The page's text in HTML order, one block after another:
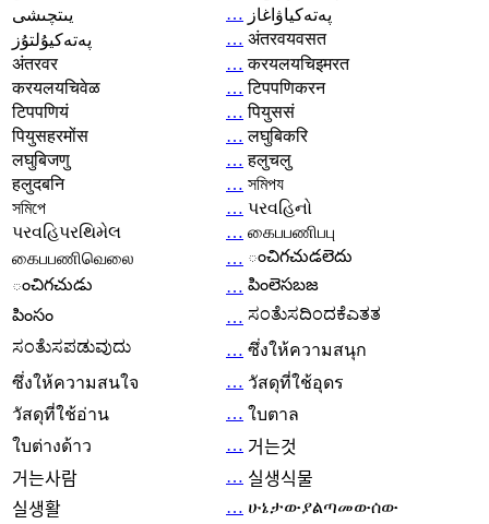
يىتچىشى
… پەتەكياۋاغاز
پەتەكيۇلتۇز
… अंतरवयवसत
अंतरवर
… करयलयचिइमरत
करयलयचिवेळ
… टिपपणिकरन
टिपपणियं
… पियुससं
पियुसहरमोंस
… लघुबिकरि
लघुबिजणु
… हलुचलु
हलुदबनि
… সমিপয
সমিপে
… પરવહિનો
પરવહિપરથિમેલ
… கைபபணிபபு
கைபபணிவெலை
… ంచిగచుడలెదు
ంచిగచుడు
… పింలెసబజ
పింసం
… ಸಂತೆುಸದಿಂದಕೆಎತತ
ಸಂತೆುಸಪಡುವುದು
… ซึ่งให้ความสนุก
ซึ่งให้ความสนใจ
… วัสดุที่ใช้อุดร
วัสดุที่ใช้อ่าน
… ใบตาล
ใบต่างด้าว
… 거는것
거는사람
… 실생식물
실생활
… ሁኔታውያልጣመውሰው